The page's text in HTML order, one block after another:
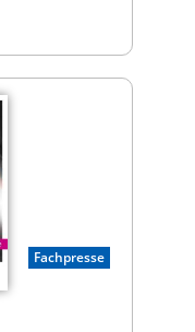
Fachpresse